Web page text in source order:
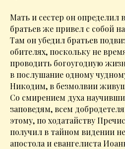
Мать и сестер он
братьев же привел с собой
Там он убедил братьев
обителях, поскольку не
проводить богоугодную
в послушание одному
Никодим, в безмолвии
Со смирением духа
заповедям, всем
этому, по ходатайству
получил в тайном видении
апостола и евангелиста